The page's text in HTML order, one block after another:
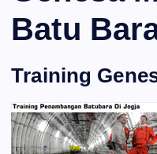
Batu
Training